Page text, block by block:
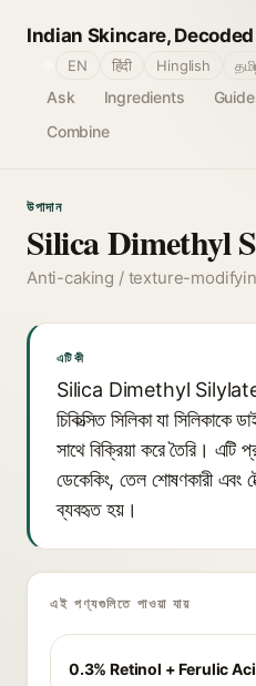
Indian Skincare, Decoded
Ask Ingredients
Combine
EN हिंदी Hinglish
উপাদান
Silica Dimethyl
Anti-caking / texture-
এটি কী
Silica Dimethyl Silylate
চিকিত্সিত সিলিকা যা সিলিকাকে
সাথে বিক্রিয়া করে তৈরি। এটি
ডেকেকিং, তেল শোষণকারী এবং
ব্যবহৃত হয়।
এই পণ্যগুলিতে পাওয়া যায়
0.3% Retinol + Ferulic